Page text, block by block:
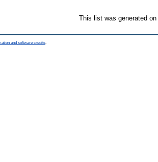
This list was generated on
and software credits